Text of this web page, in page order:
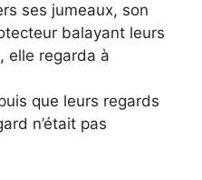
ses jumeaux, son
balayant leurs
elle regarda à
que leurs regards
n’était pas